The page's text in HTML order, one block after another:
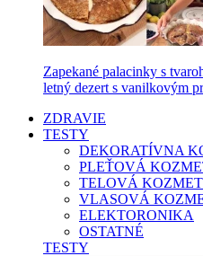
Zapekané palacinky s
letný dezert s vanilkovým
ZDRAVIE
TESTY
DEKORATÍVNA
PLEŤOVÁ
TELOVÁ
VLASOVÁ
ELEKTORONIKA
OSTATNÉ
TESTY